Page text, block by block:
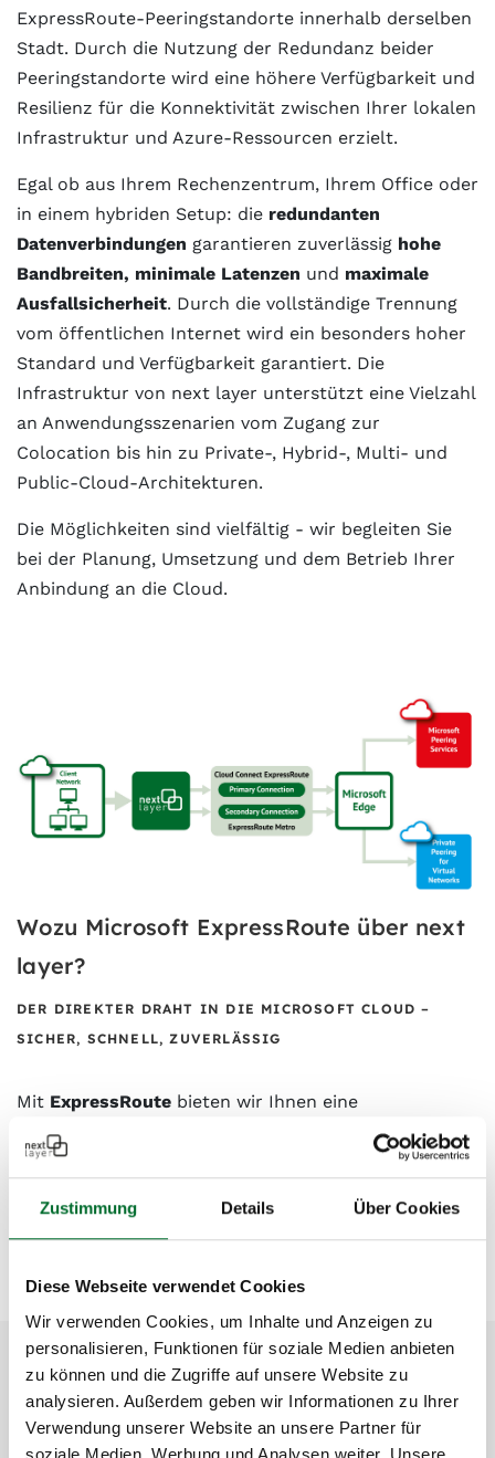
Zustimmung Details Über Cookies
Diese Webseite verwendet Cookies
Wir verwenden Cookies, um Inhalte und Anzeigen zu
personalisieren, Funktionen für soziale Medien anbieten
zu können und die Zugriffe auf unsere Website zu
analysieren. Außerdem geben wir Informationen zu Ihrer
Verwendung unserer Website an unsere Partner für
soziale Medien, Werbung und Analysen weiter. Unsere
ExpressRoute-Peeringstandorte innerhalb derselben
Stadt. Durch die Nutzung der Redundanz beider
Peeringstandorte wird eine höhere Verfügbarkeit und
Resilienz für die Konnektivität zwischen Ihrer lokalen
Infrastruktur und Azure-Ressourcen erzielt.
Egal ob aus Ihrem Rechenzentrum, Ihrem Office oder
in einem hybriden Setup: die redundanten
Datenverbindungen garantieren zuverlässig hohe
Bandbreiten, minimale Latenzen und maximale
Ausfallsicherheit. Durch die vollständige Trennung
vom öffentlichen Internet wird ein besonders hoher
Standard und Verfügbarkeit garantiert. Die
Infrastruktur von next layer unterstützt eine Vielzahl
an Anwendungsszenarien vom Zugang zur
Colocation bis hin zu Private-, Hybrid-, Multi- und
Public-Cloud-Architekturen.
Die Möglichkeiten sind vielfältig - wir begleiten Sie
bei der Planung, Umsetzung und dem Betrieb Ihrer
Anbindung an die Cloud.
Wozu Microsoft ExpressRoute über next
layer?
DER DIREKTER DRAHT IN DIE MICROSOFT CLOUD –
SICHER, SCHNELL, ZUVERLÄSSIG
Mit ExpressRoute bieten wir Ihnen eine
leistungsstarke, private Verbindung zu den Microsoft
Services wie Azure und Microsoft 365, ohne Umwege.
an Performance, Sicherheit und Verfügbarkeit
Ihre Vorteile auf einen Blick